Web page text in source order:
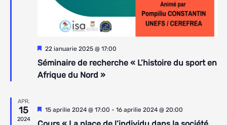
Reprezentativ
22 ianuarie 2025 @ 17:00
Séminaire de recherche « L’histoire du sport en
Afrique du Nord »
APR.
15
2024
Reprezentativ
15 aprilie 2024 @ 17:00 - 16 aprilie 2024 @ 20:00